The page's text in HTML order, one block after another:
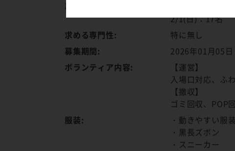
募集人数:
2/1(日)：17名
求める専門性:
特に無し
募集期間:
2026年01月05
ボランティア内容:
【運営】
入場口対応、ふ
【撤収】
ゴミ回収、POP
服装:
・動きやすい服
・黒長ズボン
・スニーカー